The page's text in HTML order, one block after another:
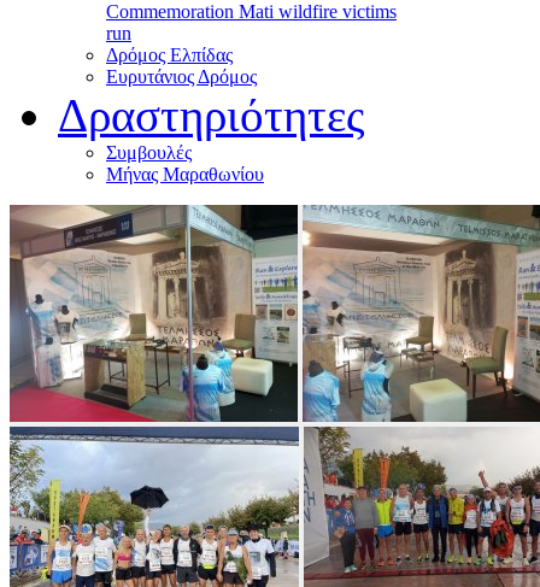
Commemoration Mati wildfire victims
run
Δρόμος Ελπίδας
Ευρυτάνιος Δρόμος
Δραστηριότητες
Συμβουλές
Μήνας Μαραθωνίου